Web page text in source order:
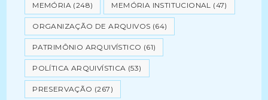
MEMÓRIA (248) MEMÓRIA INSTITUCIONAL (47)
ORGANIZAÇÃO DE ARQUIVOS (64)
PATRIMÔNIO ARQUIVÍSTICO (61)
POLÍTICA ARQUIVÍSTICA (53)
PRESERVAÇÃO (267)